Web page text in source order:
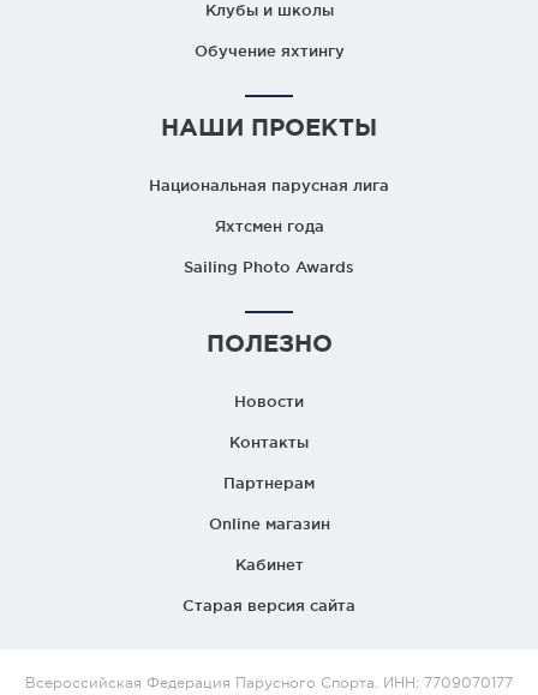
Клубы и школы
Обучение яхтингу
НАШИ ПРОЕКТЫ
Национальная парусная лига
Яхтсмен года
Sailing Photo Awards
ПОЛЕЗНО
Новости
Контакты
Партнерам
Online магазин
Кабинет
Старая версия сайта
Всероссийская Федерация Парусного Спорта. ИНН: 7709070177